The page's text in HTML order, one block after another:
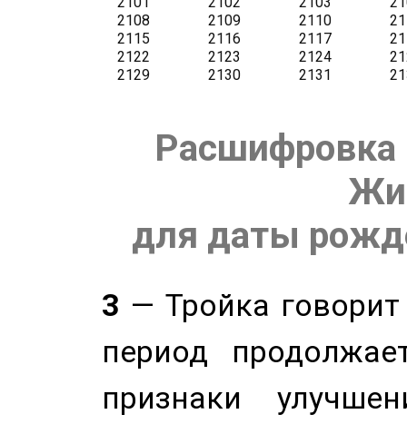
Расшифровка
для даты
3 — Тройка
период
признаки